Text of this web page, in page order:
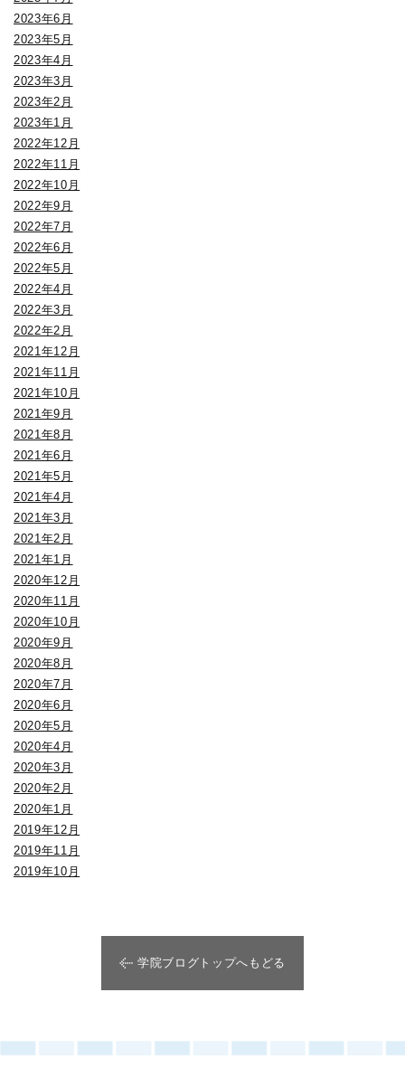
2023年6月
2023年5月
2023年4月
2023年3月
2023年2月
2023年1月
2022年12月
2022年11月
2022年10月
2022年9月
2022年7月
2022年6月
2022年5月
2022年4月
2022年3月
2022年2月
2021年12月
2021年11月
2021年10月
2021年9月
2021年8月
2021年6月
2021年5月
2021年4月
2021年3月
2021年2月
2021年1月
2020年12月
2020年11月
2020年10月
2020年9月
2020年8月
2020年7月
2020年6月
2020年5月
2020年4月
2020年3月
2020年2月
2020年1月
2019年12月
2019年11月
2019年10月
学院ブログトップへもどる